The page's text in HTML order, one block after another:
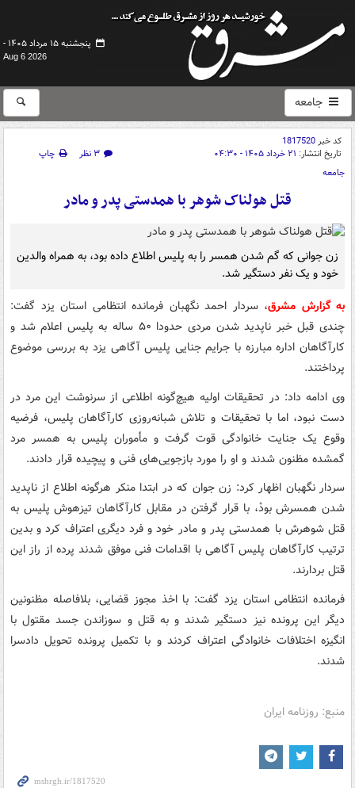
پنجشنبه ۱۵ مرداد ۱۴۰۵ -
Aug 6 2026
جامعه
کد خبر1817520
تاریخ انتشار: ۲۱ خرداد ۱۴۰۵ - ۰۴:۳۰ ۳ نظر
چاپ
جامعه
قتل هولناک شوهر با همدستی پدر و مادر
زن جوانی که گم شدن همسر را به پلیس اطلاع داده بود، به همراه والدین
خود و یک نفر دستگیر شد.
به گزارش مشرق، سردار احمد نگهبان فرمانده انتظامی استان یزد گفت:
چندی قبل خبر ناپدید شدن مردی حدودا ۵۰ ساله به پلیس اعلام شد و
کارآگاهان اداره مبارزه با جرایم جنایی پلیس آگاهی یزد به بررسی موضوع
پرداختند.
وی ادامه داد: در تحقیقات اولیه هیچ‌گونه اطلاعی از سرنوشت این مرد در
دست نبود، اما با تحقیقات و تلاش شبانه‌روزی کارآگاهان پلیس، فرضیه
وقوع یک جنایت خانوادگی قوت گرفت و مأموران پلیس به همسر مرد
گمشده مظنون شدند و او را مورد بازجویی‌های فنی و پیچیده قرار دادند.
سردار نگهبان اظهار کرد: زن جوان که در ابتدا منکر هرگونه اطلاع از ناپدید
شدن همسرش بودْ، با قرار گرفتن در مقابل کارآگاهان تیزهوش پلیس به
قتل شوهرش با همدستی پدر و مادر خود و فرد دیگری اعتراف کرد و بدین
ترتیب کارآگاهان پلیس آگاهی با اقدامات فنی موفق شدند پرده از راز این
قتل بردارند.
فرمانده انتظامی استان یزد گفت: با اخذ مجوز قضایی، بلافاصله مظنونین
دیگر این پرونده نیز دستگیر شدند و به قتل و سوزاندن جسد مقتول با
انگیزه اختلافات خانوادگی اعتراف کردند و با تکمیل پرونده تحویل دادسرا
شدند.
منبع: روزنامه ایران